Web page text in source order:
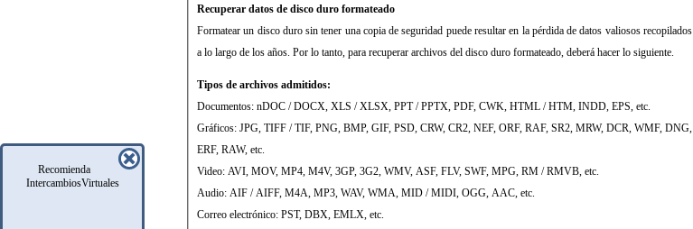
Recomienda
IntercambiosVirtuales
Recuperar datos de disco duro formateado
Formatear un disco duro sin tener una copia de seguridad puede resultar en la pérdida de datos valiosos recopilados
a lo largo de los años. Por lo tanto, para recuperar archivos del disco duro formateado, deberá hacer lo siguiente.
Tipos de archivos admitidos:
Documentos: nDOC / DOCX, XLS / XLSX, PPT / PPTX, PDF, CWK, HTML / HTM, INDD, EPS, etc.
Gráficos: JPG, TIFF / TIF, PNG, BMP, GIF, PSD, CRW, CR2, NEF, ORF, RAF, SR2, MRW, DCR, WMF, DNG,
ERF, RAW, etc.
Video: AVI, MOV, MP4, M4V, 3GP, 3G2, WMV, ASF, FLV, SWF, MPG, RM / RMVB, etc.
Audio: AIF / AIFF, M4A, MP3, WAV, WMA, MID / MIDI, OGG, AAC, etc.
Correo electrónico: PST, DBX, EMLX, etc.